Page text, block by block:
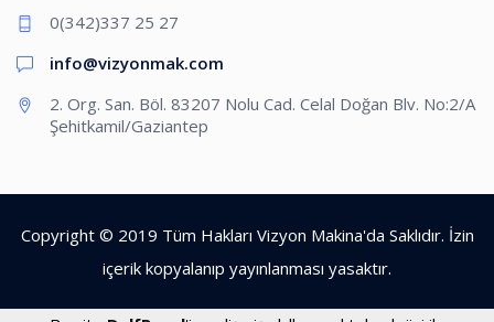
0(342)337 25 27
info@vizyonmak.com
2. Org. San. Böl. 83207 Nolu Cad. Celal Doğan Blv. No:2/A
Şehitkamil/Gaziantep
Copyright © 2019 Tüm Hakları Vizyon Makina'da Saklıdır. İzin
içerik kopyalanıp yayınlanması yasaktır.